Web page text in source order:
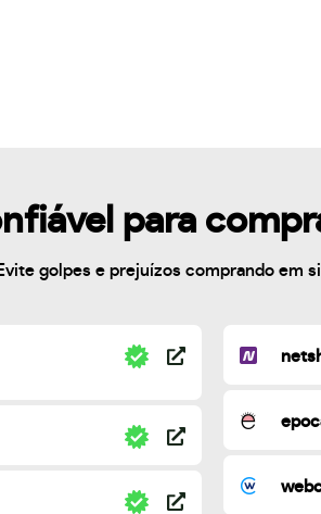
para
Evite golpes e prejuízos comprando em